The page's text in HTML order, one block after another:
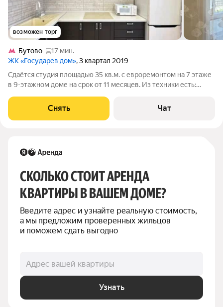
возможен торг
Бутово
17 мин.
ЖК «Государев дом», 3 квартал 2019
Сдаётся студия площадью 35 кв.м. с евроремонтом на 7 этаже
в 9-этажном доме на срок от 11 месяцев. Из техники есть:
Пылесос Дом - панельный, окна выходят на улицу. В подъезде 1
лифт - 1
Снять Чат
СКОЛЬКО СТОИТ АРЕНДА
КВАРТИРЫ В ВАШЕМ ДОМЕ?
Введите адрес и узнайте реальную стоимость,
а мы предложим проверенных жильцов
и поможем сдать выгодно
Адрес вашей квартиры
Узнать